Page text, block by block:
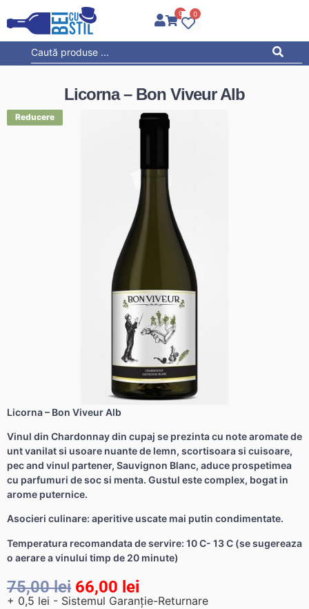
0 0
Licorna – Bon Viveur Alb
Licorna – Bon Viveur Alb
Vinul din Chardonnay din cupaj se prezinta cu note aromate de
unt vanilat si usoare nuante de lemn, scortisoara si cuisoare,
pec and vinul partener, Sauvignon Blanc, aduce prospetimea
cu parfumuri de soc si menta. Gustul este complex, bogat in
arome puternice.
Asocieri culinare: aperitive uscate mai putin condimentate.
Temperatura recomandata de servire: 10 C- 13 C (se sugereaza
o aerare a vinului timp de 20 minute)
75,00lei 66,00 lei
+ 0,5 lei - Sistemul Garanție-Returnare